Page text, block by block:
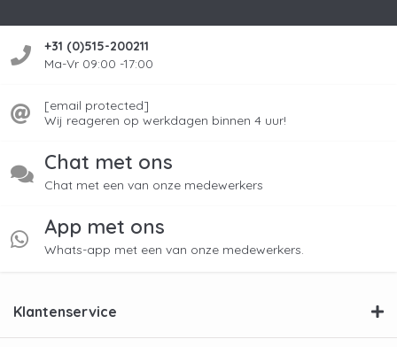
+31 (0)515-200211
Ma-Vr 09:00 -17:00
[email protected]
Wij reageren op werkdagen binnen 4 uur!
Chat met ons
Chat met een van onze medewerkers
App met ons
Whats-app met een van onze medewerkers.
Klantenservice